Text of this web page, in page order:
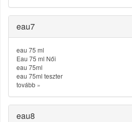
eau7
eau 75 ml
Eau 75 ml Női
eau 75ml
eau 75ml teszter
tovább »
eau8